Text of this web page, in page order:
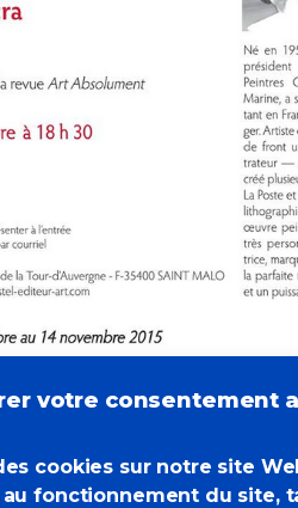
votre consentement
cookies sur notre site
fonctionnement du site,